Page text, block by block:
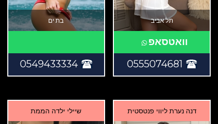
תל אביב
וואטסאפ
0555074681
בת ים
0549433334
דנה נערת ליווי פנטסטית שיילי ילדה הממת